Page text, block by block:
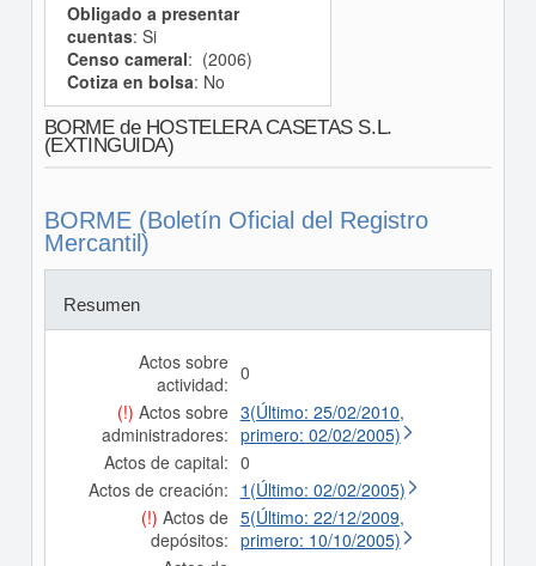
Obligado a presentar
cuentas: Si
Censo cameral: (2006)
Cotiza en bolsa: No
BORME de HOSTELERA CASETAS S.L.
(EXTINGUIDA)
BORME (Boletín Oficial del Registro
Mercantil)
Resumen
Actos sobre
actividad: 0
(!) Actos sobre
administradores:
3(Último: 25/02/2010,
primero: 02/02/2005)
Actos de capital: 0
Actos de creación: 1(Último: 02/02/2005)
(!) Actos de
depósitos:
5(Último: 22/12/2009,
primero: 10/10/2005)